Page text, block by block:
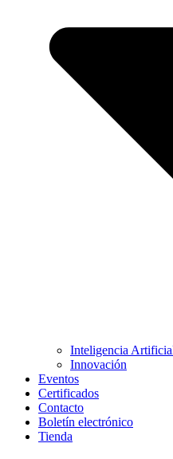
Inteligencia
Innovación
Eventos
Certificados
Contacto
Boletín electrónico
Tienda